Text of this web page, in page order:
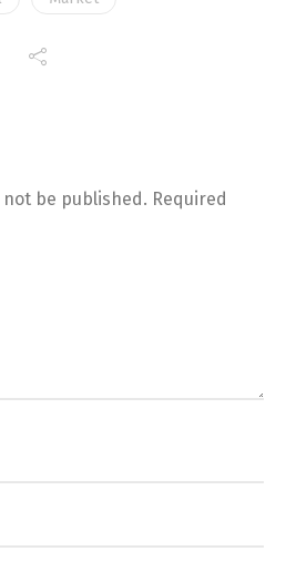
be published. Required